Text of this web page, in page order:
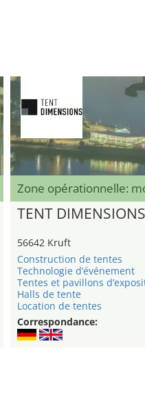
Zone opérationnelle:
TENT
56642 Kruft
Construction de tentes
Technologie d’événement
Tentes et pavillons
Halls de tente
Location de tentes
Correspondance: